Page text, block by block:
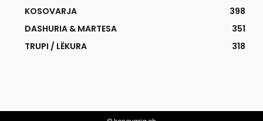
KOSOVARJA
398
DASHURIA & MARTESA
351
TRUPI / LËKURA
318